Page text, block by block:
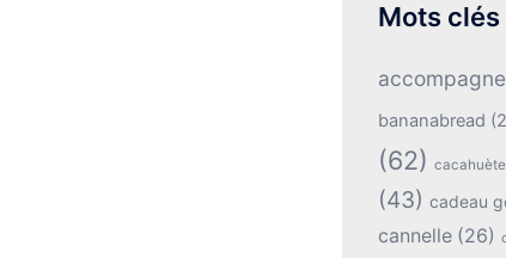
Mots clés
bananabread
(62) cacahuète
(43) cadeau
cannelle(26)